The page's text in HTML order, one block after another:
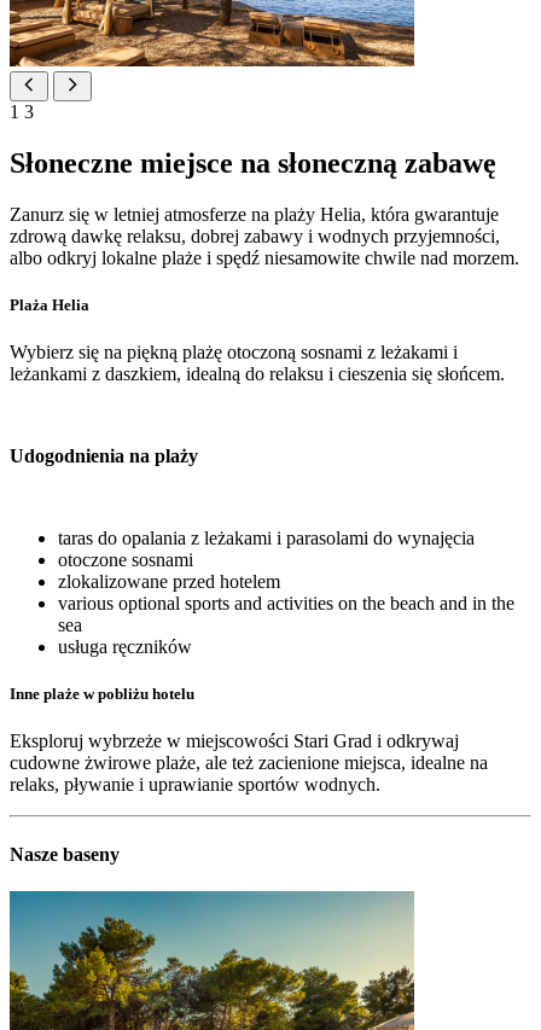
1 3
Słoneczne miejsce na słoneczną zabawę
Zanurz się w letniej atmosferze na plaży Helia, która gwarantuje
zdrową dawkę relaksu, dobrej zabawy i wodnych przyjemności,
albo odkryj lokalne plaże i spędź niesamowite chwile nad morzem.
Plaża Helia
Wybierz się na piękną plażę otoczoną sosnami z leżakami i
leżankami z daszkiem, idealną do relaksu i cieszenia się słońcem.
Udogodnienia na plaży
taras do opalania z leżakami i parasolami do wynajęcia
otoczone sosnami
zlokalizowane przed hotelem
various optional sports and activities on the beach and in the
sea
usługa ręczników
Inne plaże w pobliżu hotelu
Eksploruj wybrzeże w miejscowości Stari Grad i odkrywaj
cudowne żwirowe plaże, ale też zacienione miejsca, idealne na
relaks, pływanie i uprawianie sportów wodnych.
Nasze baseny